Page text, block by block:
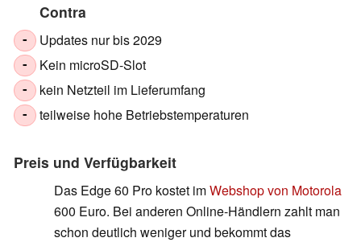
Contra
- Updates nur bis 2029
- Kein microSD-Slot
- kein Netzteil im Lieferumfang
- teilweise hohe Betriebstemperaturen
Preis und Verfügbarkeit
Das Edge 60 Pro kostet imWebshop von Motorola
600 Euro. Bei anderen Online-Händlern zahlt man
schon deutlich weniger und bekommt das